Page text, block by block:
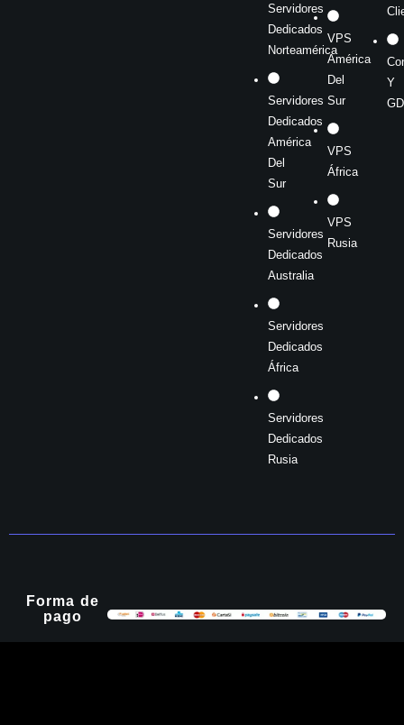
Servidores
Dedicados
Norteamérica
Servidores
Dedicados
América
Del
Sur
Servidores
Dedicados
Australia
Servidores
Dedicados
África
Servidores
Dedicados
Rusia
VPS
América
Del
Sur
VPS
África
VPS
Rusia
Y
Forma de
pago